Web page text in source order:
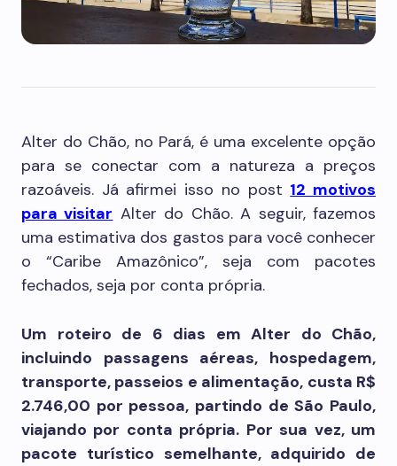
Alter do Chão, no Pará, é uma excelente opção
para se conectar com a natureza a preços
razoáveis. Já afirmei isso no post 12 motivos
para visitar Alter do Chão. A seguir, fazemos
uma estimativa dos gastos para você conhecer
o “Caribe Amazônico”, seja com pacotes
fechados, seja por conta própria.
Um roteiro de 6 dias em Alter do Chão,
incluindo passagens aéreas, hospedagem,
transporte, passeios e alimentação, custa R$
2.746,00 por pessoa, partindo de São Paulo,
viajando por conta própria. Por sua vez, um
pacote turístico semelhante, adquirido de